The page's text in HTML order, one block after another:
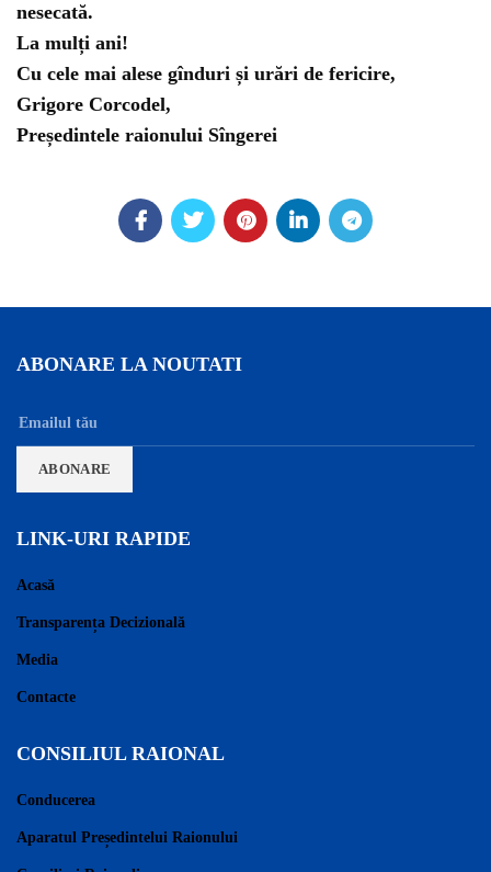
nesecată.
La mulți ani!
Cu cele mai alese gînduri și urări de fericire,
Grigore Corcodel,
Președintele raionului Sîngerei
ABONARE LA NOUTATI
LINK-URI RAPIDE
Acasă
Transparența Decizională
Media
Contacte
CONSILIUL RAIONAL
Conducerea
Aparatul Președintelui Raionului